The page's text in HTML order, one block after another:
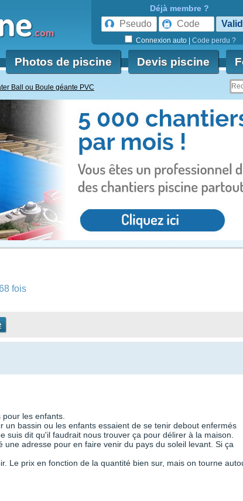
.com
Déjà membre ?
Connexion auto Code perdu ?
Photos de piscine Devis piscine
Ball ou Boule géante PVC
fois
les enfants.
bassin ou les enfants essaient de se tenir debout enfermés
dit qu'il faudrait nous trouver ça pour délirer à la maison.
adresse pour en faire venir du pays du soleil levant. Si ça
Le prix en fonction de la quantité bien sur, mais on tourne